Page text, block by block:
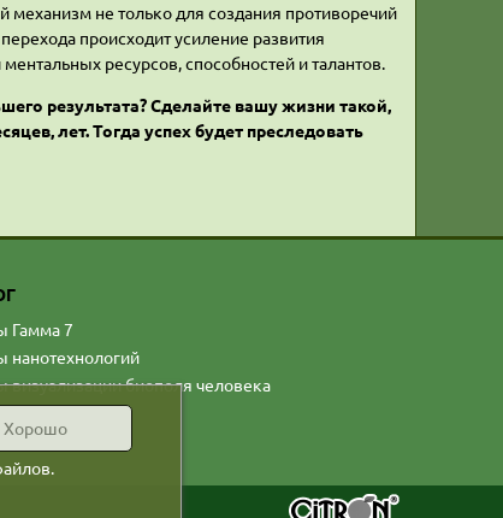
не только для создания противоречий
происходит усиление развития
ресурсов, способностей и талантов.
результата? Сделайте вашу жизни такой,
лет. Тогда успех будет преследовать
Гамма 7
нанотехнологий
визуализации биополя человека
Хорошо